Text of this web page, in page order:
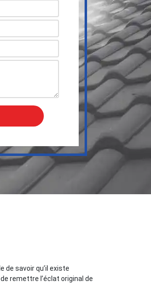
de savoir qu’il existe
remettre l’éclat original de